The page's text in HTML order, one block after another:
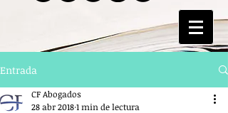
Entrada
CF Abogados
28 abr 20181 min de lectura